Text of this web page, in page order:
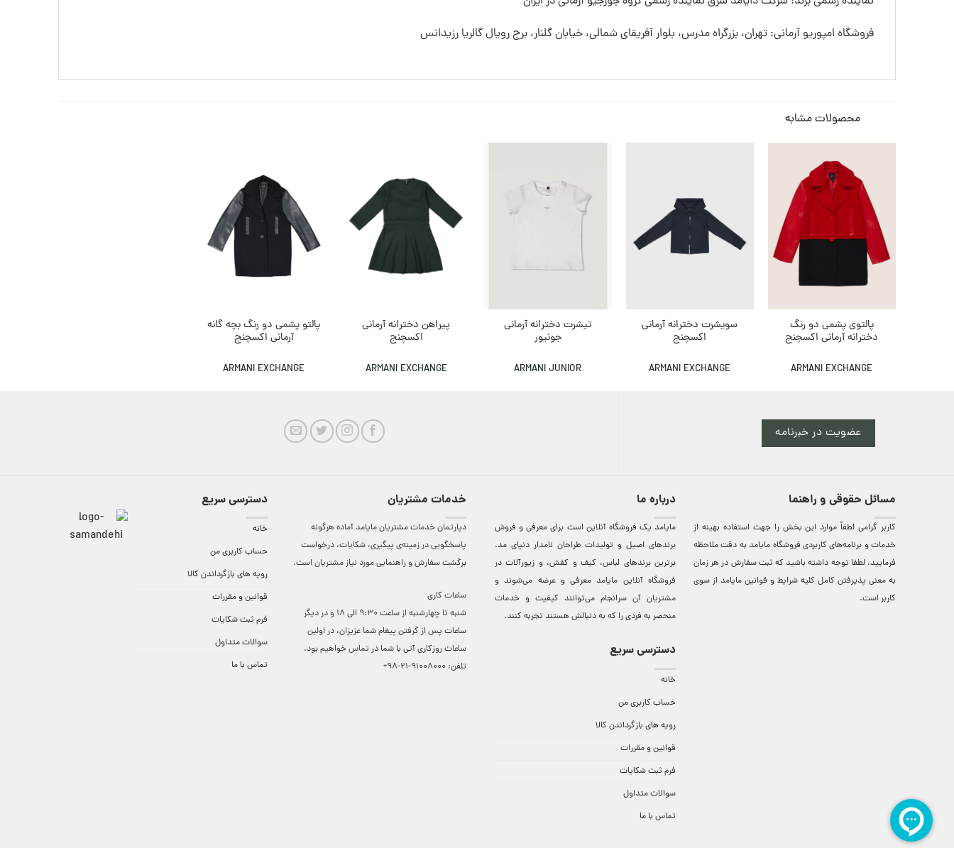
فروشگاه امپوریو آرمانی: تهران، بزرگراه مدرس، بلوار آفریقای شمالی، خیابان گلنار، برج رویال گالریا رزیدانس
محصولات مشابه
سویشرت دخترانه آرمانی
اکسچنج
ARMANI EXCHANGE
تیشرت دخترانه آرمانی
جونیور
ARMANI JUNIOR
پیراهن دخترانه آرمانی
اکسچنج
ARMANI EXCHANGE
پالتو پشمی دو رنگ بچه گانه
آرمانی اکسچنج
ARMANI EXCHANGE
پالتوی پشمی دو رنگ
دخترانه آرمانی اکسچنج
ARMANI EXCHANGE
عضویت در خبرنامه
مسائل حقوقی و راهنما
کاربر گرامی لطفاً موارد این بخش را جهت استفاده بهینه از
خدمات و برنامه‌‏های کاربردی فروشگاه مایامد به دقت ملاحظه
فرمایید. لطفا توجه داشته باشید که ثبت سفارش در هر زمان
به معنی پذیرفتن کامل کلیه شرایط و قوانین مایامد از سوی
کاربر است.
درباره ما
مایامد يک فروشگاه آنلاين است برای معرفی و فروش
برندهای اصيل و توليدات طراحان نامدار دنيای مد.
برترين‌ برندهای لباس، کيف و کفش، و زيورآلات در
فروشگاه آنلاين مایامد معرفی و عرضه می‌شوند و
مشتريان آن سرانجام می‌توانند کيفيت و خدمات
منحصر به فردی را که به دنبالش هستند تجربه کنند.
دسترسی سریع
خانه
حساب کاربری من
رویه های بازگرداندن کالا
قوانین و مقررات
فرم ثبت شکایات
سوالات متداول
تماس با ما
خدمات مشتریان
دپارتمان خدمات مشتریان مایامد آماده هرگونه
پاسخگویی در زمینه‌ی پیگیری، شکایات، درخواست
برگشت سفارش و راهنمایی مورد نیاز مشتریان است.
ساعات کاری
شنبه تا چهارشنبه از ساعت 9:30 الی 18 و در دیگر
ساعات ‌پس از گرفتن پیغام شما عزیزان، در اولین
ساعات روزکاری آتی با شما در تماس خواهیم بود.
تلفن: 91008000-21-98+
دسترسی سریع
خانه
حساب کاربری من
رویه های بازگرداندن کالا
قوانین و مقررات
فرم ثبت شکایات
سوالات متداول
تماس با ما